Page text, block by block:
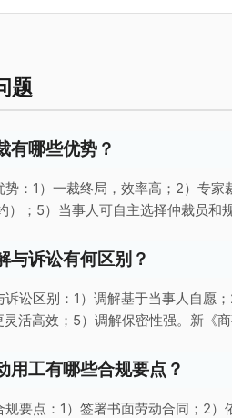
题
有哪些优势？
势：1）一裁终局，效率高；2）专
）；5）当事人可自主选择仲裁员和规
与诉讼有何区别？
诉讼区别：1）调解基于当事人自愿
活高效；5）调解保密性强。新《商
用工有哪些合规要点？
规要点：1）签署书面劳动合同；2